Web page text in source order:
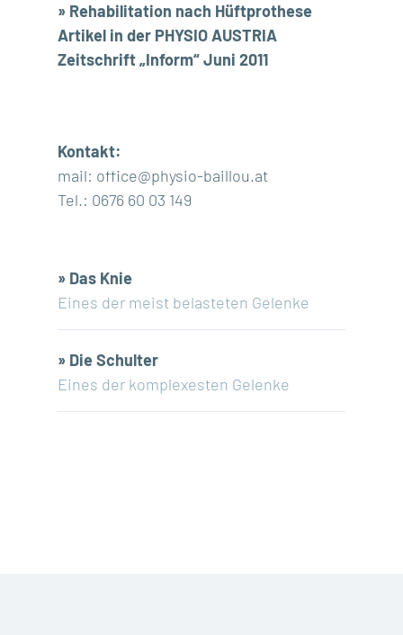
» Rehabilitation nach Hüftprothese
Artikel in der PHYSIO AUSTRIA
Zeitschrift „Inform“ Juni 2011
Kontakt:
mail: office@physio-baillou.at
Tel.: 0676 60 03 149
» Das Knie
Eines der meist belasteten Gelenke
» Die Schulter
Eines der komplexesten Gelenke